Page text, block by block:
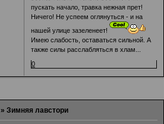
пускать начало, травка нежная прет!
Ничего! Не успеем оглянуться - и на
нашей улице зазеленеет!
Имею слабость, оставаться сильной. А
также силы расслабляться в хлам...
0
»Зимняя лавстори